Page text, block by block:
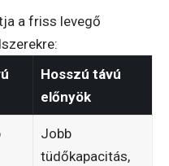
a friss levegő
Hosszú távú
előnyök
Jobb
tüdőkapacitás,